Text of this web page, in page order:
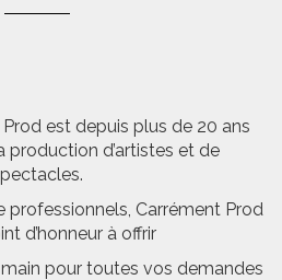
est depuis plus de 20 ans
production d’artistes et de
professionnels, Carrément Prod
d’honneur à offrir
pour toutes vos demandes